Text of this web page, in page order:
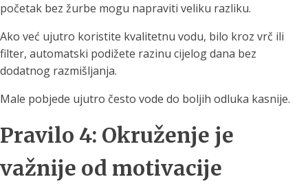
početak bez žurbe mogu napraviti veliku razliku.
Ako već ujutro koristite kvalitetnu vodu, bilo kroz vrč ili
filter, automatski podižete razinu cijelog dana bez
dodatnog razmišljanja.
Male pobjede ujutro često vode do boljih odluka kasnije.
Pravilo 4: Okruženje je
važnije od motivacije